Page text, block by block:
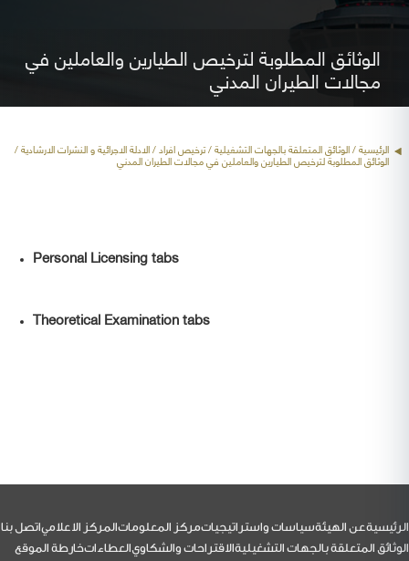
الوثائق المطلوبة لترخيص الطيارين والعاملين في
مجالات الطيران المدني
الرئيسية/ الوثائق المتعلقة بالجهات التشغيلية /ترخيص افراد/ الادلة الاجرائية و النشرات الارشادية /
الوثائق المطلوبة لترخيص الطيارين والعاملين في مجالات الطيران المدني
Personal Licensing tabs
Theoretical Examination tabs
التذييل
الرئيسيةعن الهيئةسياسات واستراتيجياتمركز المعلوماتالمركز الاعلامياتصل بنا
الوثائق المتعلقة بالجهات التشغيليةالاقتراحات والشكاويالعطاءاتخارطة الموقع